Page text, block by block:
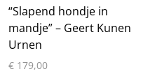
“Slapend hondje in
mandje” – Geert Kunen
Urnen
€ 179,00